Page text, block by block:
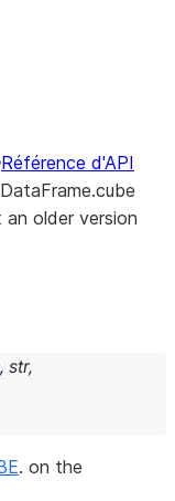
Référence d'API
DataFrame.cube
older version
, str,
. on the